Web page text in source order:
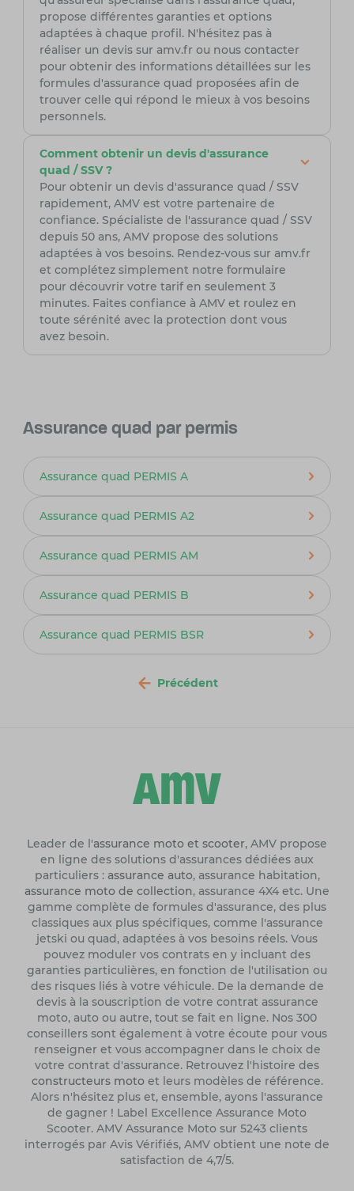
propose différentes garanties et options
adaptées à chaque profil. N'hésitez pas à
réaliser un devis sur amv.fr ou nous contacter
pour obtenir des informations détaillées sur les
formules d'assurance quad proposées afin de
trouver celle qui répond le mieux à vos besoins
personnels.
Comment obtenir un devis d'assurance
quad / SSV ?
Pour obtenir un devis d'assurance quad / SSV
rapidement, AMV est votre partenaire de
confiance. Spécialiste de l'assurance quad / SSV
depuis 50 ans, AMV propose des solutions
adaptées à vos besoins. Rendez-vous sur amv.fr
et complétez simplement notre formulaire
pour découvrir votre tarif en seulement 3
minutes. Faites confiance à AMV et roulez en
toute sérénité avec la protection dont vous
avez besoin.
Assurance quad par permis
Assurance quad PERMIS A
Assurance quad PERMIS A2
Assurance quad PERMIS AM
Assurance quad PERMIS B
Assurance quad PERMIS BSR
Précédent
Leader de l'assurance moto et scooter, AMV propose
en ligne des solutions d'assurances dédiées aux
particuliers : assurance auto, assurance habitation,
assurance moto de collection, assurance 4X4 etc. Une
gamme complète de formules d'assurance, des plus
classiques aux plus spécifiques, comme l'assurance
jetski ou quad, adaptées à vos besoins réels. Vous
pouvez moduler vos contrats en y incluant des
garanties particulières, en fonction de l'utilisation ou
des risques liés à votre véhicule. De la demande de
devis à la souscription de votre contrat assurance
moto, auto ou autre, tout se fait en ligne. Nos 300
conseillers sont également à votre écoute pour vous
renseigner et vous accompagner dans le choix de
votre contrat d'assurance. Retrouvez l'histoire des
constructeurs motoet leurs modèles de référence.
Alors n'hésitez plus et, ensemble, ayons l'assurance
de gagner ! Label Excellence Assurance Moto
Scooter. AMV Assurance Moto sur 5243 clients
interrogés par Avis Vérifiés, AMV obtient une note de
satisfaction de 4,7/5.